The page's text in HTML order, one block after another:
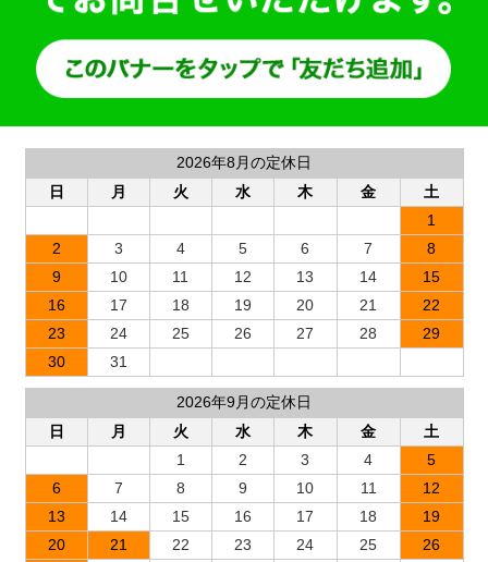
2026年8月の定休日
日
月 火 水 木 金
土
1
2
3 4 5 6 7
8
9
10 11 12 13 14
15
16
17 18 19 20 21
22
23
24 25 26 27 28
29
30
31
2026年9月の定休日
日
月 火 水 木 金
土
1
2 3 4
5
6
7 8 9 10 11
12
13
14 15 16 17 18
19
20
21 22 23 24 25
26